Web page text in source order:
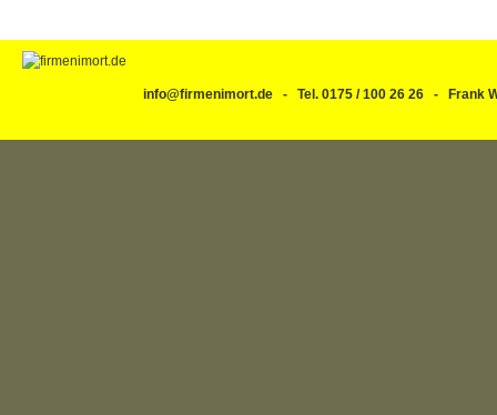
info@firmenimort.de - Tel. 0175 / 100 26 26 -